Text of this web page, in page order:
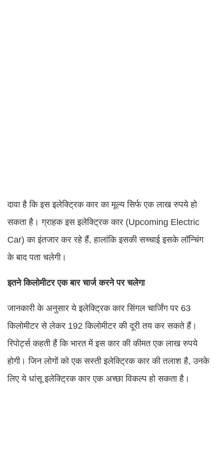
दावा है कि इस इलेक्ट्रिक कार का मूल्य सिर्फ एक लाख रुपये हो
सकता है। ग्राहक इस इलेक्ट्रिक कार (Upcoming Electric
Car) का इंतजार कर रहे हैं, हालांकि इसकी सच्चाई इसके लॉन्चिंग
के बाद पता चलेगी।
इतने किलोमीटर एक बार चार्ज करने पर चलेगा
जानकारी के अनुसार ये इलेक्ट्रिक कार सिंगल चार्जिंग पर 63
किलोमीटर से लेकर 192 किलोमीटर की दूरी तय कर सकते हैं।
रिपोर्ट्स कहती हैं कि भारत में इस कार की कीमत एक लाख रुपये
होगी। जिन लोगों को एक सस्ती इलेक्ट्रिक कार की तलाश है, उनके
लिए ये धांसू इलेक्ट्रिक कार एक अच्छा विकल्प हो सकता है।